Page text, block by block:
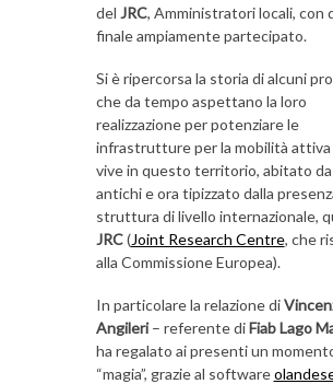
del JRC, Amministratori locali, con
finale ampiamente partecipato.
Si è ripercorsa la storia di alcuni
che da tempo aspettano la loro
realizzazione per potenziare le
infrastrutture per la mobilità attiva
vive in questo territorio, abitato
antichi e ora tipizzato dalla
struttura di livello internazionale,
JRC(Joint Research Centre, che
alla Commissione Europea).
In particolare la relazione di
Angileri– referente diFiab Lago
ha regalato ai presenti un
“magia”, grazie al software